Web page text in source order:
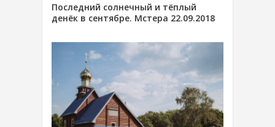
Последний солнечный и тёплый
денёк в сентябре. Мстера 22.09.2018